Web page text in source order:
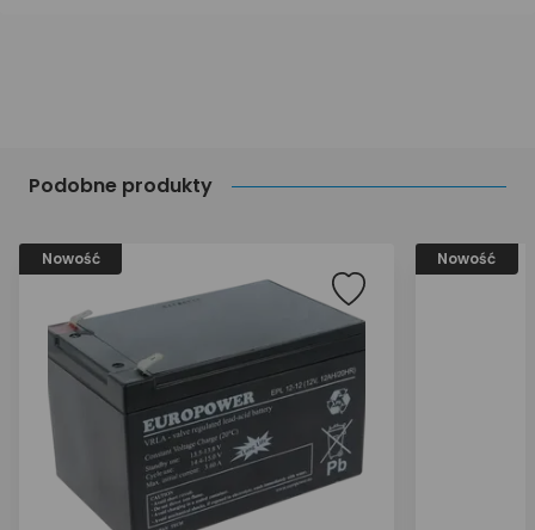
Podobne produkty
Nowość Nowość